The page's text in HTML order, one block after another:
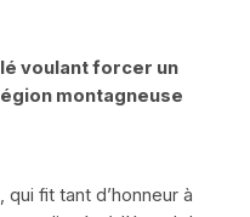
voulant forcer un
montagneuse
fit tant d’honneur à